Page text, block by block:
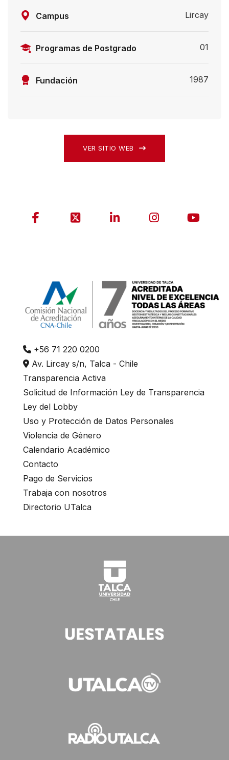
Campus Lircay
Programas de Postgrado 01
Fundación 1987
VER SITIO WEB
+56 71 220 0200
Av. Lircay s/n, Talca - Chile
Transparencia Activa
Solicitud de Información Ley de Transparencia
Ley del Lobby
Uso y Protección de Datos Personales
Violencia de Género
Calendario Académico
Contacto
Pago de Servicios
Trabaja con nosotros
Directorio UTalca